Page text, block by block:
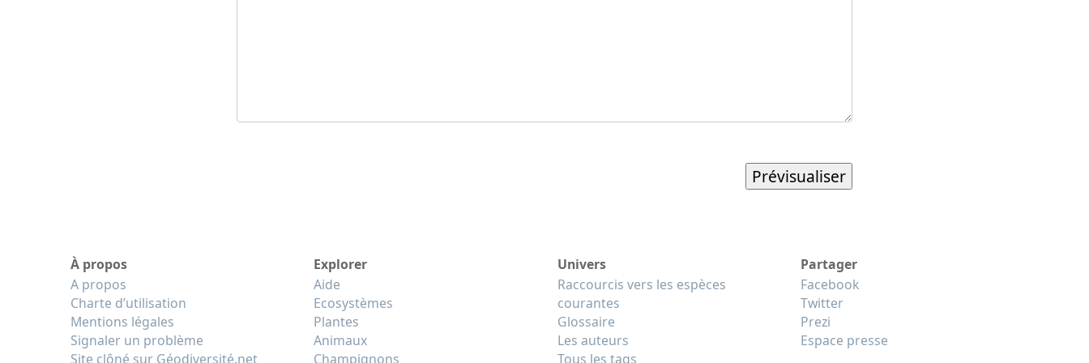
À propos
A propos
Charte d’utilisation
Mentions légales
Signaler un problème
Site clôné sur Géodiversité.net
Explorer
Aide
Ecosystèmes
Plantes
Animaux
Champignons
Univers
Raccourcis vers les espèces
courantes
Glossaire
Les auteurs
Tous les tags
Partager
Facebook
Twitter
Prezi
Espace presse